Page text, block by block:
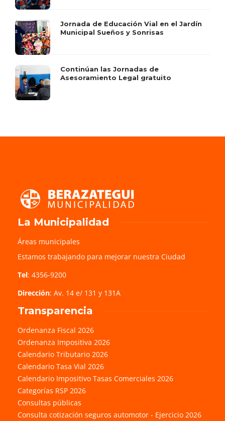
Jornada de Educación Vial en el Jardín
Municipal Sueños y Sonrisas
Continúan las Jornadas de
Asesoramiento Legal gratuito
La Municipalidad
Áreas municipales
Estamos trabajando para mejorar nuestra Ciudad
Tel: 4356-9200
Dirección: Av. 14 e/ 131 y 131A
Transparencia
Ordenanza Fiscal 2026
Ordenanza Impositiva 2026
Calendario Tributario 2026
Calendario Tasa Vial 2026
Calendario Impositivo Tasas Comerciales 2026
Categorías RSP 2026
Consultas públicas
Consulta cotización seguros automotor - Ejercicio 2026